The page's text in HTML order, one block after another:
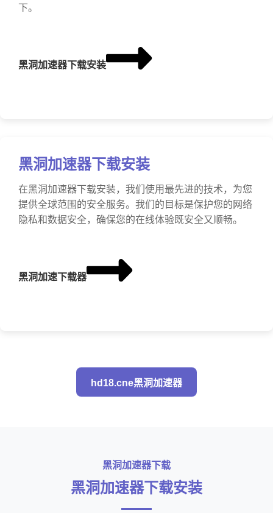
下。
黑洞加速器下载安装
黑洞加速器下载安装
在黑洞加速器下载安装，我们使用最先进的技术，为您
提供全球范围的安全服务。我们的目标是保护您的网络
隐私和数据安全，确保您的在线体验既安全又顺畅。
黑洞加速下载器
hd18.cne黑洞加速器
黑洞加速器下载
黑洞加速器下载安装